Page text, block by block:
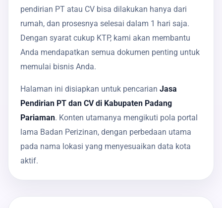
pendirian PT atau CV bisa dilakukan hanya dari
rumah, dan prosesnya selesai dalam 1 hari saja.
Dengan syarat cukup KTP, kami akan membantu
Anda mendapatkan semua dokumen penting untuk
memulai bisnis Anda.
Halaman ini disiapkan untuk pencarian Jasa
Pendirian PT dan CV di Kabupaten Padang
Pariaman. Konten utamanya mengikuti pola portal
lama Badan Perizinan, dengan perbedaan utama
pada nama lokasi yang menyesuaikan data kota
aktif.